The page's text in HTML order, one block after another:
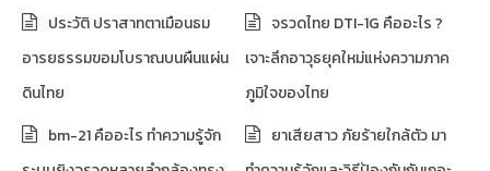
ประวัติ ปราสาทตาเมือนธม
อารยธรรมขอมโบราณบนผืนแผ่น
ดินไทย
จรวดไทย DTI-1G คืออะไร ?
เจาะลึกอาวุธยุคใหม่แห่งความภาค
ภูมิใจของไทย
bm-21 คืออะไร ทำความรู้จัก
ยาเสียสาว ภัยร้ายใกล้ตัว มา